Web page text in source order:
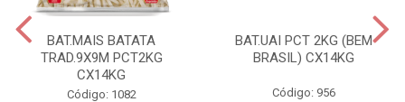
BAT.MAIS BATATA
TRAD.9X9M PCT2KG
CX14KG
Código: 1082
BAT.UAI PCT 2KG (BEM
BRASIL) CX14KG
Código: 956